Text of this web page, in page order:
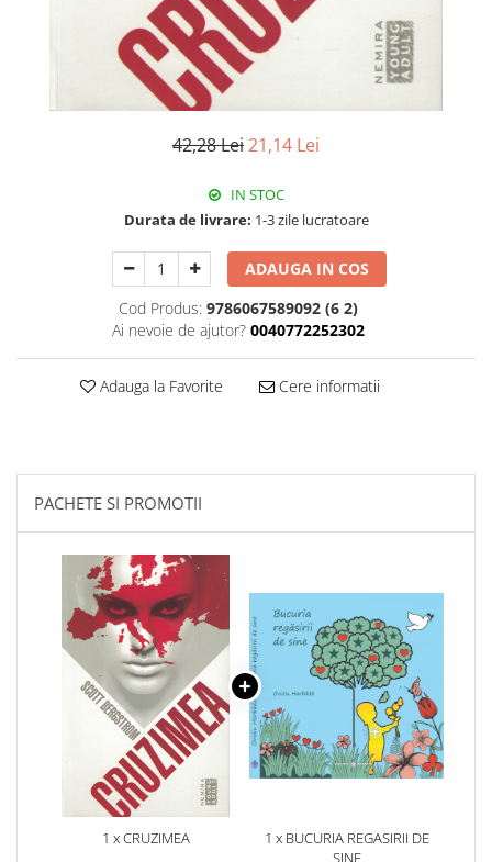
42,28 Lei21,14 Lei
IN STOC
Durata de livrare: 1-3 zile lucratoare
ADAUGA IN COS
Cod Produs: 9786067589092 (6 2)
Ai nevoie de ajutor? 0040772252302
Adauga la Favorite Cere informatii
PACHETE SI PROMOTII
1 x CRUZIMEA
1 x BUCURIA REGASIRII DE
SINE